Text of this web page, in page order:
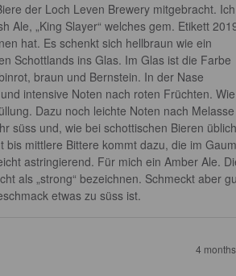
der Loch Leven Brewery mitgebracht.
Ale, „King Slayer“ welches gem. Etikett
hat. Es schenkt sich hellbraun wie ein
Schottlands ins Glas. Im Glas ist die Farbe
braun und Bernstein. In der Nase
intensive Noten nach roten Früchten.
Dazu noch leichte Noten nach
süss und, wie bei schottischen Bieren
bis mittlere Bittere kommt dazu, die im
astringierend. Für mich ein Amber Ale.
als „strong“ bezeichnen. Schmeckt aber
etwas zu süss ist.
4